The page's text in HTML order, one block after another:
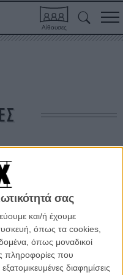
σας
και/ή έχουμε
όπως τα cookies,
όπως μοναδικοί
πληροφορίες που
διαφημίσεις
Αίθουσες
#14 - Η Λήμνος στο